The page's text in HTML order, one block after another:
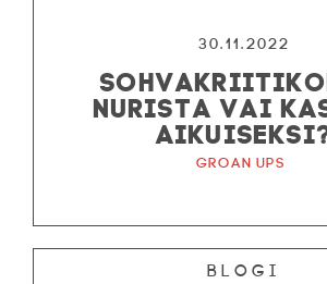
30.11.2022
NURISTA VAI
Groan Ups
Blogi